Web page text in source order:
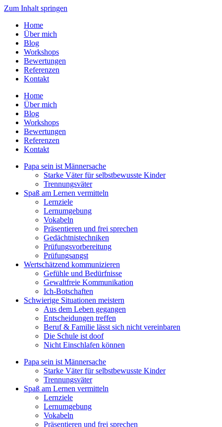
Zum Inhalt springen
Home
Über mich
Blog
Workshops
Bewertungen
Referenzen
Kontakt
Home
Über mich
Blog
Workshops
Bewertungen
Referenzen
Kontakt
Papa sein ist Männersache
Starke Väter für selbstbewusste Kinder
Trennungsväter
Spaß am Lernen vermitteln
Lernziele
Lernumgebung
Vokabeln
Präsentieren und frei sprechen
Gedächtnistechniken
Prüfungsvorbereitung
Prüfungsangst
Wertschätzend kommunizieren
Gefühle und Bedürfnisse
Gewaltfreie Kommunikation
Ich-Botschaften
Schwierige Situationen meistern
Aus dem Leben gegangen
Entscheidungen treffen
Beruf & Familie lässt sich nicht vereinbaren
Die Schule ist doof
Nicht Einschlafen können
Papa sein ist Männersache
Starke Väter für selbstbewusste Kinder
Trennungsväter
Spaß am Lernen vermitteln
Lernziele
Lernumgebung
Vokabeln
Präsentieren und frei sprechen